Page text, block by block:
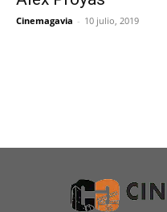
Cinemagavia - 10 julio, 2019